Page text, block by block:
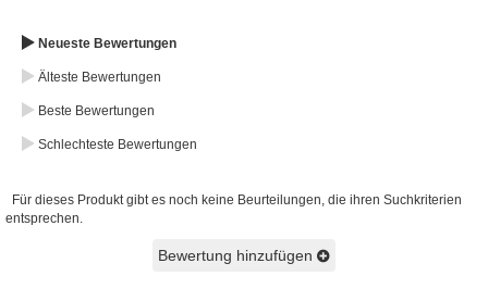
Neueste Bewertungen
Älteste Bewertungen
Beste Bewertungen
Schlechteste Bewertungen
Für dieses Produkt gibt es noch keine Beurteilungen, die ihren Suchkriterien
entsprechen.
Bewertung hinzufügen